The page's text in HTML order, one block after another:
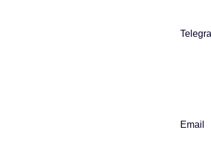
Email